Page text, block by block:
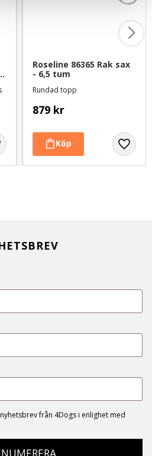
Roseline 86365 Rak sax
- 6,5 tum
Rundad topp
879 kr
från 4Dogs i enlighet med